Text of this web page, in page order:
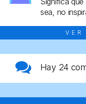
sea, no
VER
Hay 24